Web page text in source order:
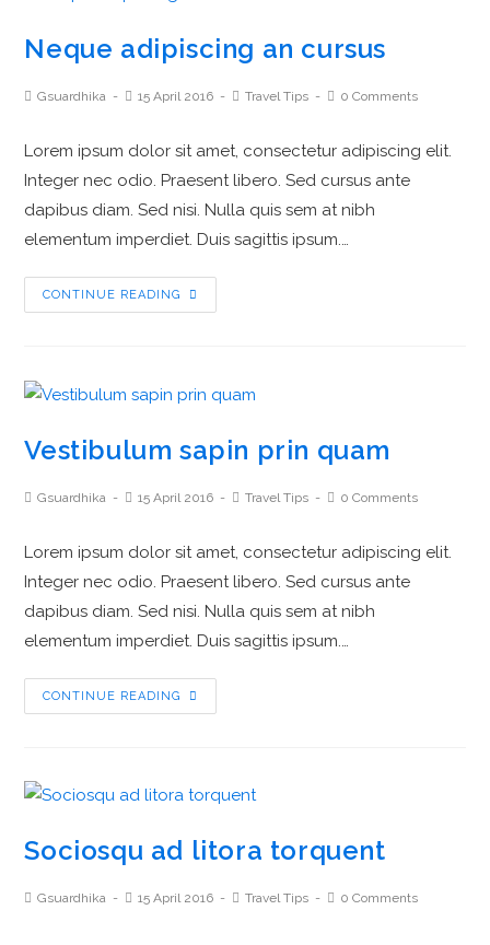
Neque adipiscing an cursus
Gsuardhika 15 April 2016 Travel Tips 0 Comments
Lorem ipsum dolor sit amet, consectetur adipiscing elit.
Integer nec odio. Praesent libero. Sed cursus ante
dapibus diam. Sed nisi. Nulla quis sem at nibh
elementum imperdiet. Duis sagittis ipsum.…
CONTINUE READING
Vestibulum sapin prin quam
Gsuardhika 15 April 2016 Travel Tips 0 Comments
Lorem ipsum dolor sit amet, consectetur adipiscing elit.
Integer nec odio. Praesent libero. Sed cursus ante
dapibus diam. Sed nisi. Nulla quis sem at nibh
elementum imperdiet. Duis sagittis ipsum.…
CONTINUE READING
Sociosqu ad litora torquent
Gsuardhika 15 April 2016 Travel Tips 0 Comments